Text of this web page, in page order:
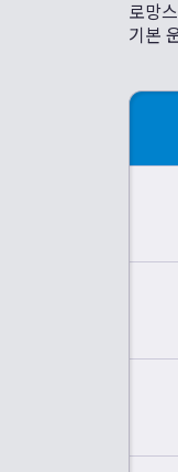
로망
기본